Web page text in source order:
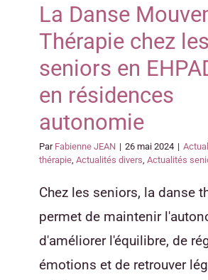
La Danse
Thérapie chez les
seniors en
en résidences
autonomie
Par Fabienne JEAN | 26 mai 2024 |
thérapie Actualités divers Actualités
Chez les seniors, la danse
permet de maintenir
d'améliorer l'équilibre, de
émotions et de retrouver